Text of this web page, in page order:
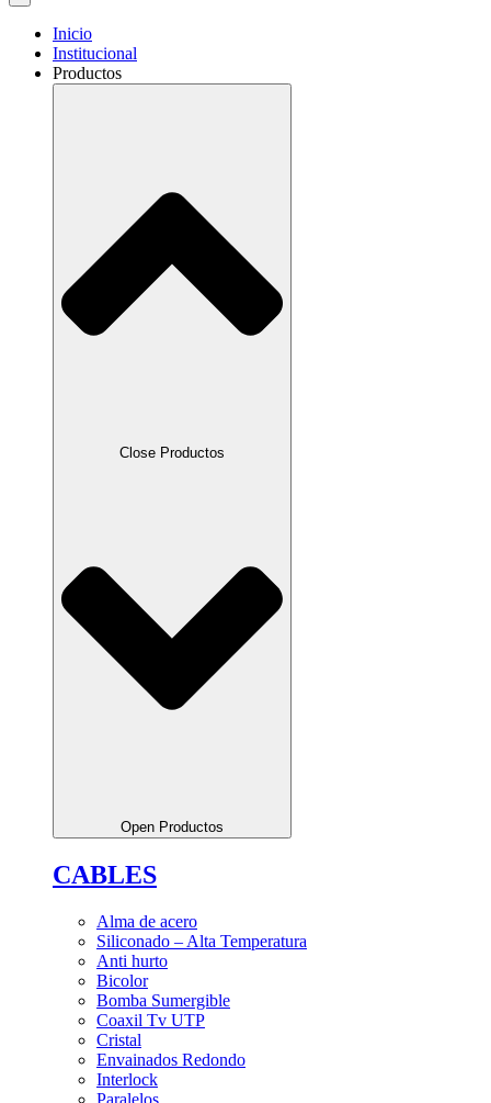
Inicio
Institucional
Productos
Close Productos
Open Productos
CABLES
Alma de acero
Siliconado – Alta Temperatura
Anti hurto
Bicolor
Bomba Sumergible
Coaxil Tv UTP
Cristal
Envainados Redondo
Interlock
Paralelos